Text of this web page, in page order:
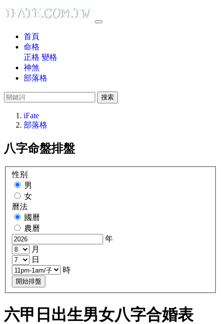
首頁
命格
正格 變格
神煞
部落格
搜索
iFate
部落格
八字命盤排盤
性别
男
女
曆法
國曆
農曆
年
月
日
時
開始排盤
六甲日出生男女八字合婚表